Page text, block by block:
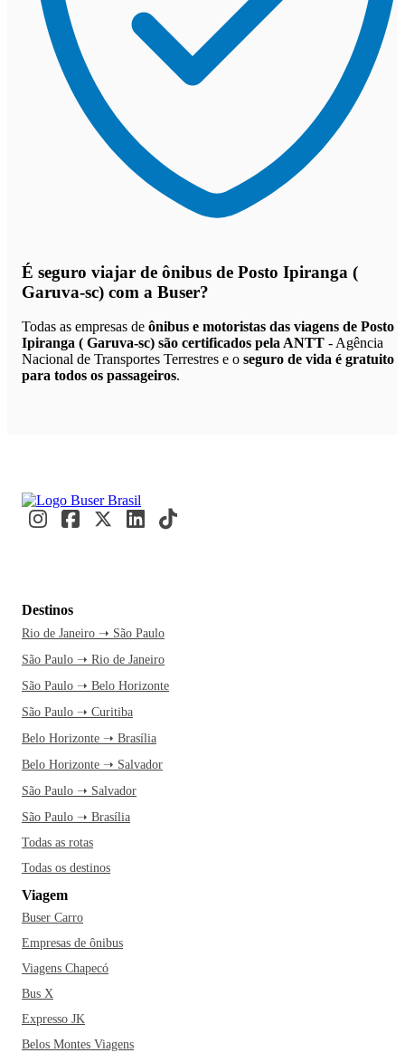
É seguro viajar de ônibus de Posto Ipiranga (
Garuva-sc) com a Buser?
Todas as empresas de ônibus e motoristas das viagens de Posto
Ipiranga ( Garuva-sc) são certificados pela ANTT - Agência
Nacional de Transportes Terrestres e o seguro de vida é gratuito
para todos os passageiros.
Destinos
Rio de Janeiro ➝ São Paulo
São Paulo ➝ Rio de Janeiro
São Paulo ➝ Belo Horizonte
São Paulo ➝ Curitiba
Belo Horizonte ➝ Brasília
Belo Horizonte ➝ Salvador
São Paulo ➝ Salvador
São Paulo ➝ Brasília
Todas as rotas
Todas os destinos
Viagem
Buser Carro
Empresas de ônibus
Viagens Chapecó
Bus X
Expresso JK
Belos Montes Viagens